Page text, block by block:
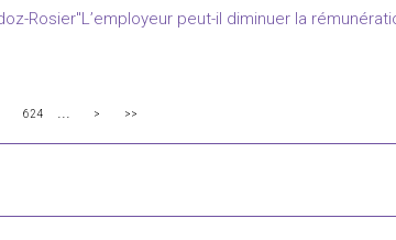
Rosier"L’employeur peut-il diminuer la
624 ... > >>